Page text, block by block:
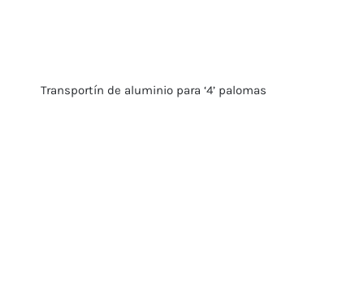
Transportín de aluminio para ‘4’ palomas